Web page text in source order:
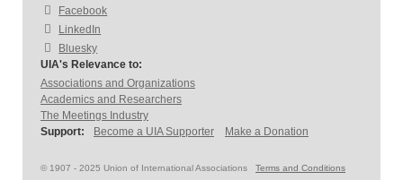
Facebook
LinkedIn
Bluesky
UIA's Relevance to:
Associations and Organizations
Academics and Researchers
The Meetings Industry
Support:
Become a UIA Supporter Make a Donation
© 1907 - 2025 Union of International Associations Terms and Conditions